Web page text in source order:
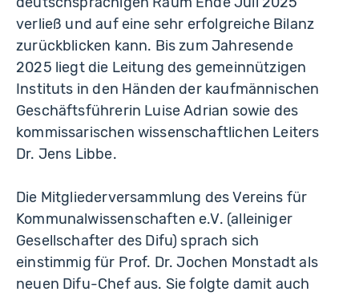
verließ und auf eine sehr erfolgreiche Bilanz
zurückblicken kann. Bis zum Jahresende
2025 liegt die Leitung des gemeinnützigen
Instituts in den Händen der kaufmännischen
Geschäftsführerin Luise Adrian sowie des
kommissarischen wissenschaftlichen Leiters
Dr. Jens Libbe.
Die Mitgliederversammlung des Vereins für
Kommunalwissenschaften e.V. (alleiniger
Gesellschafter des Difu) sprach sich
einstimmig für Prof. Dr. Jochen Monstadt als
neuen Difu-Chef aus. Sie folgte damit auch